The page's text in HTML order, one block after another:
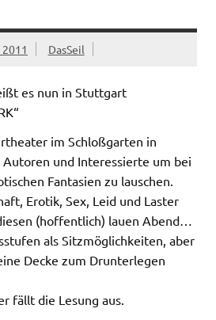
DasSeil
es nun in Stuttgart
im Schloßgarten in
und Interessierte um bei
Fantasien zu lauschen.
Erotik, Sex, Leid und Laster
(hoffentlich) lauen Abend…
als Sitzmöglichkeiten, aber
Decke zum Drunterlegen
fällt die Lesung aus.